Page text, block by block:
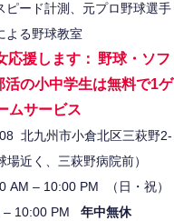
ピード計測、元プロ野球選手
よる野球教室
応援します： 野球・ソフ
活の小中学生は無料で1ゲ
ムサービス
北九州市小倉北区三萩野2-
場近く、三萩野病院前）
AM – 10:00 PM （日・祝）
– 10:00 PM 年中無休